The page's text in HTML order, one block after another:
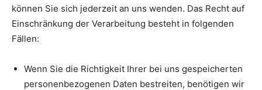
können Sie sich jederzeit an uns wenden. Das Recht auf
Einschränkung der Verarbeitung besteht in folgenden
Fällen:
Wenn Sie die Richtigkeit Ihrer bei uns gespeicherten
personenbezogenen Daten bestreiten, benötigen wir